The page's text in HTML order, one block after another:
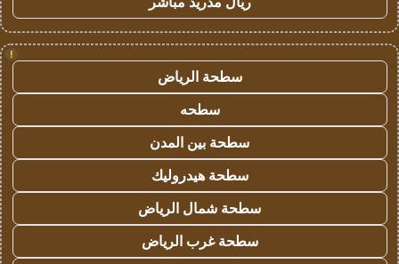
!
سطحة الرياض
سطحه
سطحة بين المدن
سطحة هيدروليك
سطحة شمال الرياض
سطحة غرب الرياض